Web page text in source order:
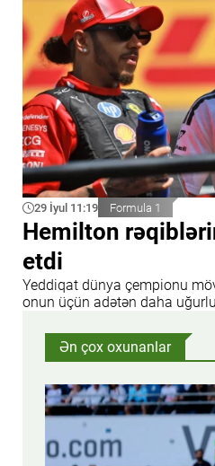
29 İyul 11:19 Formula 1
Hemilton
etdi
Yeddiqat dünya çempionu
onun üçün adətən daha
Ən çox oxunanlar